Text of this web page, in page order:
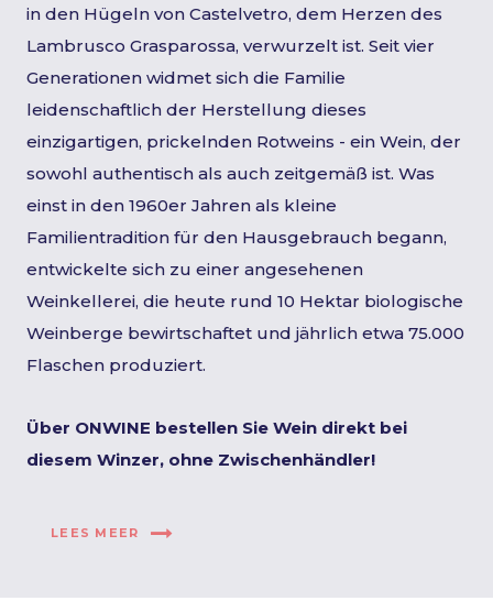
in den Hügeln von Castelvetro, dem Herzen des
Lambrusco Grasparossa, verwurzelt ist. Seit vier
Generationen widmet sich die Familie
leidenschaftlich der Herstellung dieses
einzigartigen, prickelnden Rotweins - ein Wein, der
sowohl authentisch als auch zeitgemäß ist. Was
einst in den 1960er Jahren als kleine
Familientradition für den Hausgebrauch begann,
entwickelte sich zu einer angesehenen
Weinkellerei, die heute rund 10 Hektar biologische
Weinberge bewirtschaftet und jährlich etwa 75.000
Flaschen produziert.
Über ONWINE bestellen Sie Wein direkt bei
diesem Winzer, ohne Zwischenhändler!
LEES MEER